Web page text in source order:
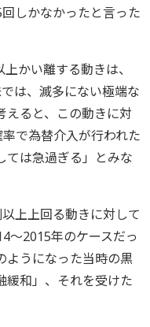
しかなかったと言った
かい離する動きは、
は、滅多にない極端な
えると、この動きに対
で為替介入が行われた
ては急過ぎる」とみな
上上回る動きに対して
～2015年のケースだっ
ようになった当時の黒
緩和」、それを受けた